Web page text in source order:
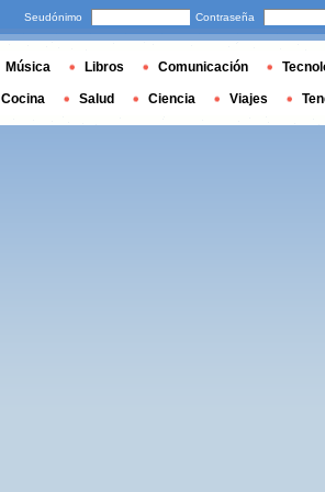
Seudónimo Contraseña
Música Libros Comunicación
Cocina Salud Ciencia Viajes